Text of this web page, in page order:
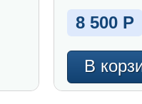
8 500 Р
В